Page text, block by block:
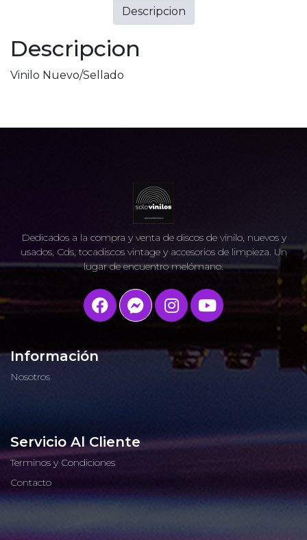
Descripcion
Vinilo Nuevo/Sellado
Descripcion
Dedicados a la compra y venta de discos de vinilo, nuevos y
usados, Cds, tocadiscos vintage y accesorios de limpieza. Un
lugar de encuentro melómano.
Información
Nosotros
Servicio Al Cliente
Terminos y Condiciones
Contacto